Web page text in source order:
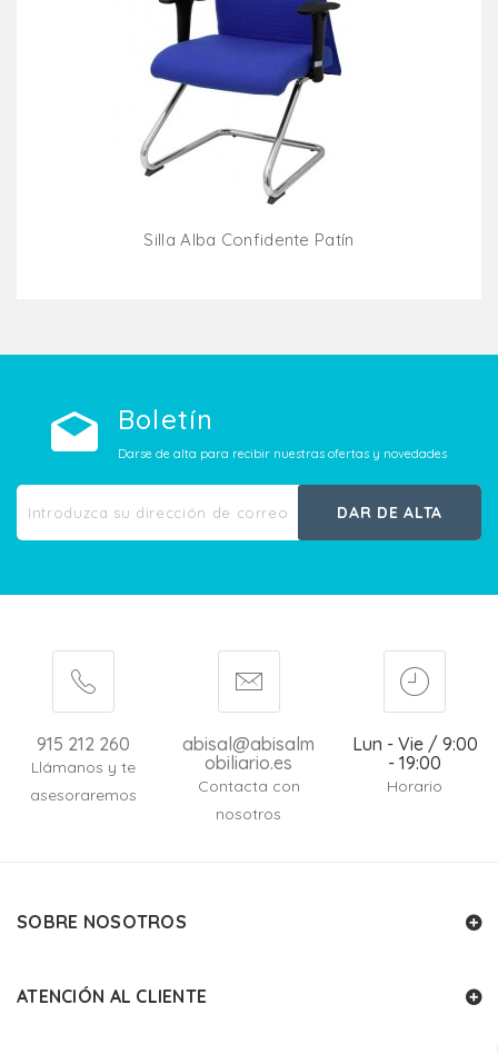
Silla Alba Confidente Patín
Boletín
Darse de alta para recibir nuestras ofertas y novedades
DAR DE ALTA
915 212 260
Llámanos y te
asesoraremos
abisal@abisalm
obiliario.es
Contacta con
nosotros
Lun - Vie / 9:00
- 19:00
Horario
SOBRE NOSOTROS
ATENCIÓN AL CLIENTE